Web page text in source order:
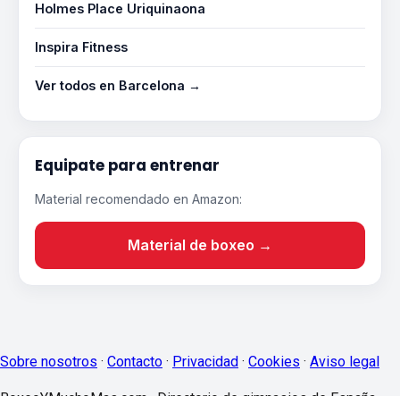
Holmes Place Uriquinaona
Inspira Fitness
Ver todos en Barcelona →
Equipate para entrenar
Material recomendado en Amazon:
Material de boxeo →
Sobre nosotros · Contacto · Privacidad · Cookies · Aviso legal